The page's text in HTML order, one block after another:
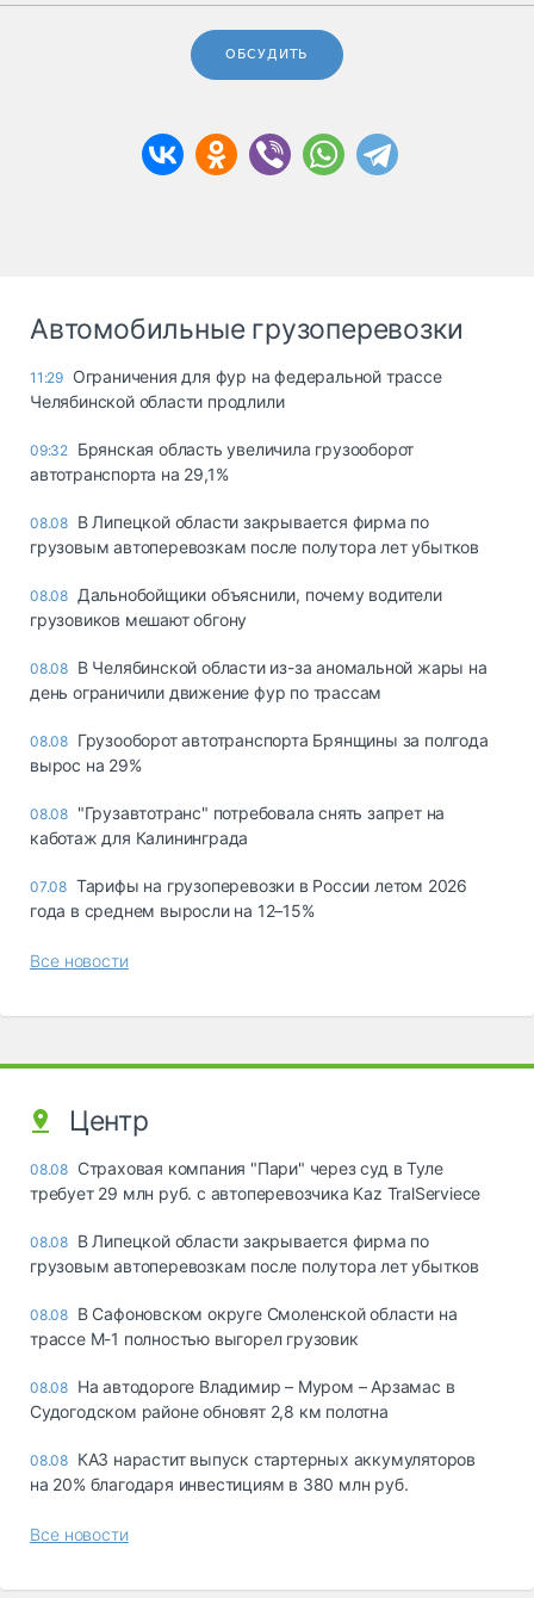
ОБСУДИТЬ
Автомобильные грузоперевозки
11:29 Ограничения для фур на федеральной трассе
Челябинской области продлили
09:32 Брянская область увеличила грузооборот
автотранспорта на 29,1%
08.08 В Липецкой области закрывается фирма по
грузовым автоперевозкам после полутора лет убытков
08.08 Дальнобойщики объяснили, почему водители
грузовиков мешают обгону
08.08 В Челябинской области из-за аномальной жары на
день ограничили движение фур по трассам
08.08 Грузооборот автотранспорта Брянщины за полгода
вырос на 29%
08.08 "Грузавтотранс" потребовала снять запрет на
каботаж для Калининграда
07.08 Тарифы на грузоперевозки в России летом 2026
года в среднем выросли на 12–15%
Все новости
Центр
08.08 Страховая компания "Пари" через суд в Туле
требует 29 млн руб. с автоперевозчика Kaz TralServiece
08.08 В Липецкой области закрывается фирма по
грузовым автоперевозкам после полутора лет убытков
08.08 В Сафоновском округе Смоленской области на
трассе М-1 полностью выгорел грузовик
08.08 На автодороге Владимир – Муром – Арзамас в
Судогодском районе обновят 2,8 км полотна
08.08 КАЗ нарастит выпуск стартерных аккумуляторов
на 20% благодаря инвестициям в 380 млн руб.
Все новости